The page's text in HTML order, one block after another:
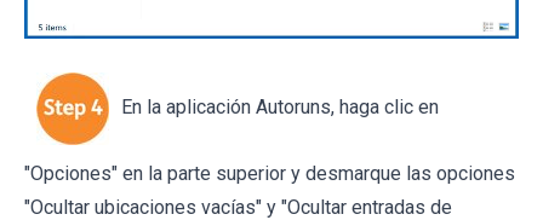
En la aplicación Autoruns, haga clic en
"Opciones" en la parte superior y desmarque las opciones
"Ocultar ubicaciones vacías" y "Ocultar entradas de